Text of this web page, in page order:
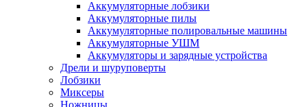
Аккумуляторные лобзики
Аккумуляторные пилы
Аккумуляторные полировальные машины
Аккумуляторные УШМ
Аккумуляторы и зарядные устройства
Дрели и шуруповерты
Лобзики
Миксеры
Ножницы